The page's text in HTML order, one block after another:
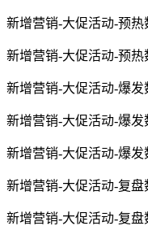
新增营销-大促活动-预热
新增营销-大促活动-预热
新增营销-大促活动-爆发
新增营销-大促活动-爆发
新增营销-大促活动-爆发
新增营销-大促活动-复盘
新增营销-大促活动-复盘